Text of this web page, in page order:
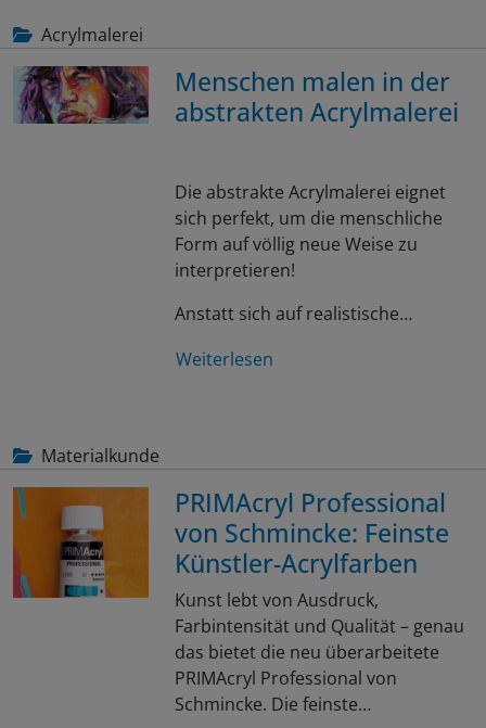
Acrylmalerei
Menschen malen in der
abstrakten Acrylmalerei
Die abstrakte Acrylmalerei eignet
sich perfekt, um die menschliche
Form auf völlig neue Weise zu
interpretieren!
Anstatt sich auf realistische…
Weiterlesen
Materialkunde
PRIMAcryl Professional
von Schmincke: Feinste
Künstler-Acrylfarben
Kunst lebt von Ausdruck,
Farbintensität und Qualität – genau
das bietet die neu überarbeitete
PRIMAcryl Professional von
Schmincke. Die feinste…